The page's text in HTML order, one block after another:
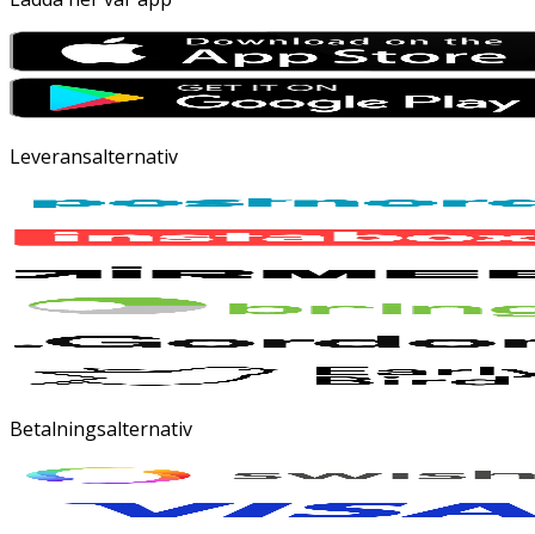
Leveransalternativ
Betalningsalternativ